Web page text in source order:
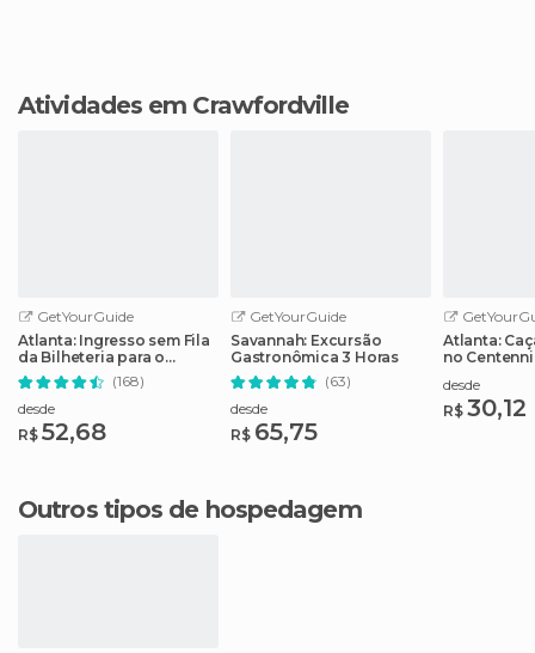
Atividades em Crawfordville
GetYourGuide
Atlanta: Ingresso sem Fila
da Bilheteria para o
Aquário da Geórgia
(168)
desde
R$ 52,68
GetYourGuide
Savannah: Excursão
Gastronômica 3 Horas
(63)
desde
R$ 65,75
Atlanta:
no
desde
R$ 30,12
Outros tipos de hospedagem